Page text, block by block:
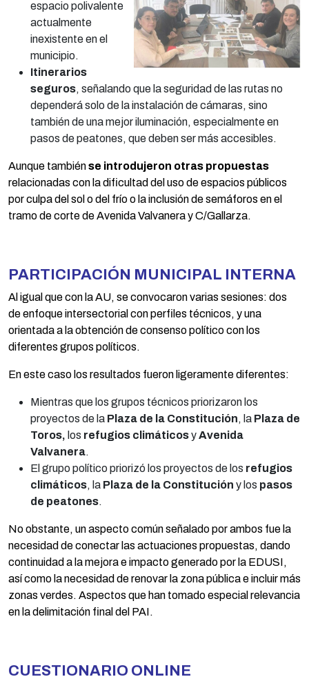
espacio polivalente
actualmente
inexistente en el
municipio.
Itinerarios
seguros, señalando que la seguridad de las rutas no
dependerá solo de la instalación de cámaras, sino
también de una mejor iluminación, especialmente en
pasos de peatones, que deben ser más accesibles.
Aunque tambiénse introdujeron otras propuestas
relacionadas con la dificultad del uso de espacios públicos
por culpa del sol o del frío o la inclusión de semáforos en el
tramo de corte de Avenida Valvanera y C/Gallarza.
PARTICIPACIÓN MUNICIPAL INTERNA
Al igual que con la AU, se convocaron varias sesiones: dos
de enfoque intersectorial con perfiles técnicos, y una
orientada a la obtención de consenso político con los
diferentes grupos políticos.
En este caso los resultados fueron ligeramente diferentes:
Mientras que los grupos técnicos priorizaron los
proyectos de la Plaza de la Constitución, la Plaza de
Toros, los refugios climáticosyAvenida
Valvanera.
El grupo político priorizó los proyectos de los refugios
climáticos, la Plaza de la Constitución y los pasos
de peatones.
No obstante, un aspecto común señalado por ambos fue la
necesidad de conectar las actuaciones propuestas, dando
continuidad a la mejora e impacto generado por la EDUSI,
así como la necesidad de renovar la zona pública e incluir más
zonas verdes. Aspectos que han tomado especial relevancia
en la delimitación final del PAI.
CUESTIONARIO ONLINE